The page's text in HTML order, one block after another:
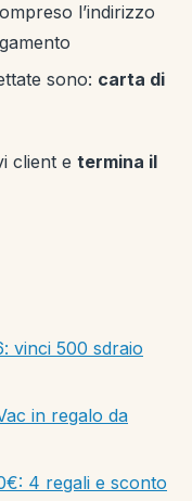
l’indirizzo
sono: carta di
client e termina il
vinci 500 sdraio
in regalo da
4 regali e sconto